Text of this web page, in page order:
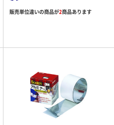
販売単位違いの商品が2商品あります